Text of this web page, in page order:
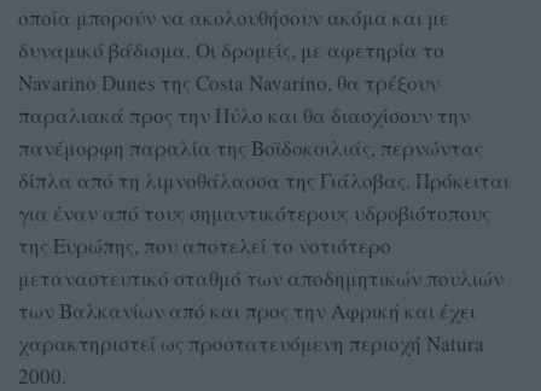
οποία μπορούν να ακολουθήσουν ακόμα και με
δυναμικό βάδισμα. Οι δρομείς, με αφετηρία το
Navarino Dunes της Costa Navarino, θα τρέξουν
παραλιακά προς την Πύλο και θα διασχίσουν την
πανέμορφη παραλία της Βοϊδοκοιλιάς, περνώντας
δίπλα από τη λιμνοθάλασσα της Γιάλοβας. Πρόκειται
για έναν από τους σημαντικότερους υδροβιότοπους
της Ευρώπης, που αποτελεί το νοτιότερο
μεταναστευτικό σταθμό των αποδημητικών πουλιών
των Βαλκανίων από και προς την Αφρική και έχει
χαρακτηριστεί ως προστατευόμενη περιοχή Natura
2000.